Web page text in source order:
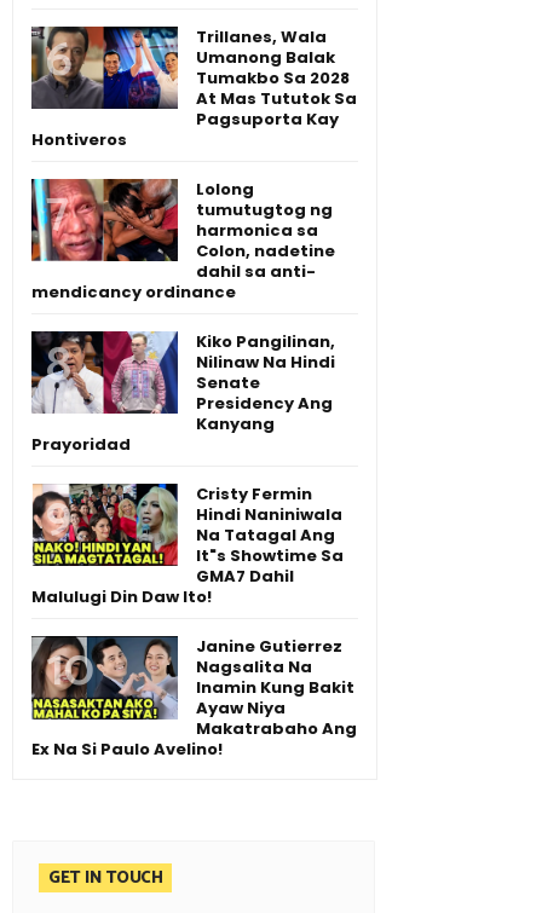
Trillanes, Wala
Umanong Balak
Tumakbo Sa 2028
At Mas Tututok Sa
Pagsuporta Kay
Hontiveros
Lolong
tumutugtog ng
harmonica sa
Colon, nadetine
dahil sa anti-
mendicancy ordinance
Kiko Pangilinan,
Nilinaw Na Hindi
Senate
Presidency Ang
Kanyang
Prayoridad
Cristy Fermin
Hindi Naniniwala
Na Tatagal Ang
It"s Showtime Sa
GMA7 Dahil
Malulugi Din Daw Ito!
Janine Gutierrez
Nagsalita Na
Inamin Kung Bakit
Ayaw Niya
Makatrabaho Ang
Ex Na Si Paulo Avelino!
GET IN TOUCH